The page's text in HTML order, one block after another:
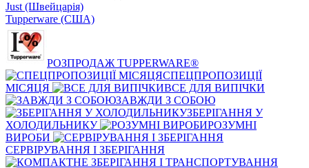
Just (Швейцарія)
Tupperware (США)
РОЗПРОДАЖ TUPPERWARE®
СПЕЦПРОПОЗИЦІЇ
МІСЯЦЯ
ВСЕ ДЛЯ ВИПІЧКИ
ЗАВЖДИ З СОБОЮ
ЗБЕРІГАННЯ У
ХОЛОДИЛЬНИКУ
РОЗУМНІ
ВИРОБИ
СЕРВІРУВАННЯ І ЗБЕРІГАННЯ